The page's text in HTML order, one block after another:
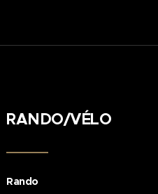
RANDO/VÉLO
Rando